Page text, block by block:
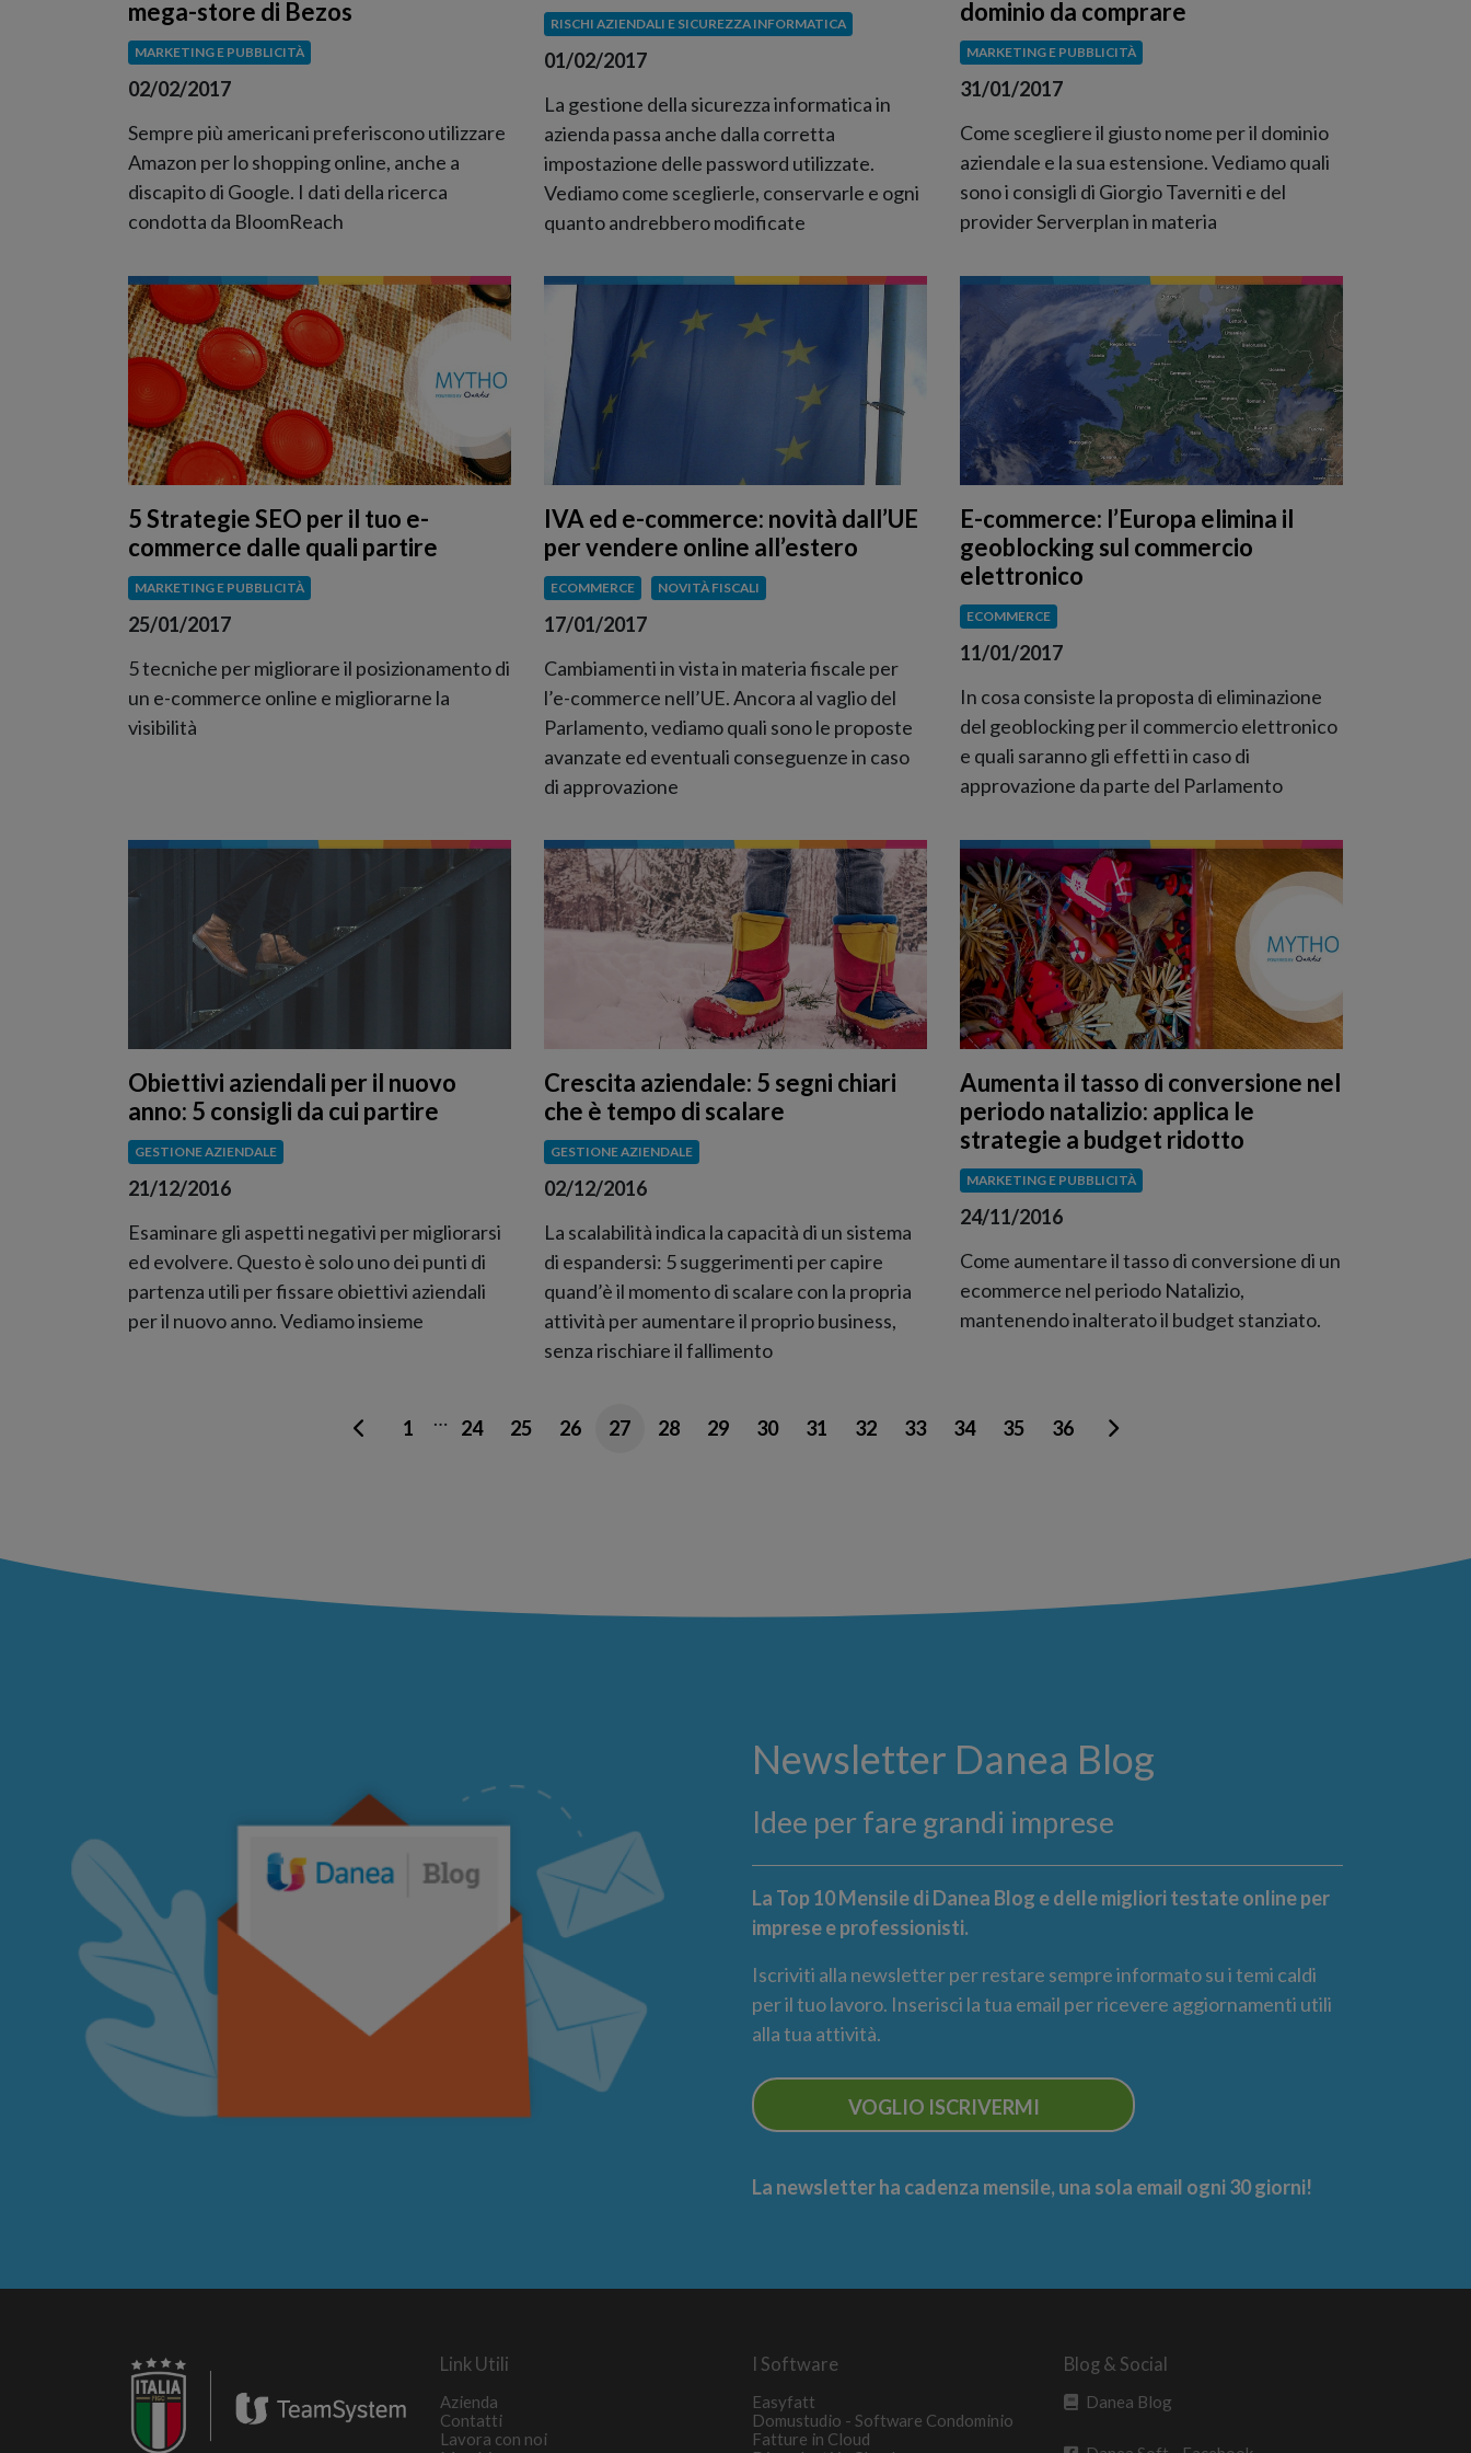
mega-store di Bezos
MARKETING E PUBBLICITÀ
02/02/2017
Sempre più americani preferiscono utilizzare
Amazon per lo shopping online, anche a
discapito di Google. I dati della ricerca
condotta da BloomReach
RISCHI AZIENDALI E SICUREZZA INFORMATICA
01/02/2017
La gestione della sicurezza informatica in
azienda passa anche dalla corretta
impostazione delle password utilizzate.
Vediamo come sceglierle, conservarle e ogni
quanto andrebbero modificate
dominio da comprare
MARKETING E PUBBLICITÀ
31/01/2017
Come scegliere il giusto nome per il dominio
aziendale e la sua estensione. Vediamo quali
sono i consigli di Giorgio Taverniti e del
provider Serverplan in materia
5 Strategie SEO per il tuo e-
commerce dalle quali partire
MARKETING E PUBBLICITÀ
25/01/2017
5 tecniche per migliorare il posizionamento di
un e-commerce online e migliorarne la
visibilità
IVA ed e-commerce: novità dall’UE
per vendere online all’estero
ECOMMERCE NOVITÀ FISCALI
17/01/2017
Cambiamenti in vista in materia fiscale per
l’e-commerce nell’UE. Ancora al vaglio del
Parlamento, vediamo quali sono le proposte
avanzate ed eventuali conseguenze in caso
di approvazione
E-commerce: l’Europa elimina il
geoblocking sul commercio
elettronico
ECOMMERCE
11/01/2017
In cosa consiste la proposta di eliminazione
del geoblocking per il commercio elettronico
e quali saranno gli effetti in caso di
approvazione da parte del Parlamento
Obiettivi aziendali per il nuovo
anno: 5 consigli da cui partire
GESTIONE AZIENDALE
21/12/2016
Esaminare gli aspetti negativi per migliorarsi
ed evolvere. Questo è solo uno dei punti di
partenza utili per fissare obiettivi aziendali
per il nuovo anno. Vediamo insieme
Crescita aziendale: 5 segni chiari
che è tempo di scalare
GESTIONE AZIENDALE
02/12/2016
La scalabilità indica la capacità di un sistema
di espandersi: 5 suggerimenti per capire
quand’è il momento di scalare con la propria
attività per aumentare il proprio business,
senza rischiare il fallimento
Aumenta il tasso di conversione nel
periodo natalizio: applica le
strategie a budget ridotto
MARKETING E PUBBLICITÀ
24/11/2016
Come aumentare il tasso di conversione di un
ecommerce nel periodo Natalizio,
mantenendo inalterato il budget stanziato.
1 … 24 25 26 27 28 29 30 31 32 33 34 35 36
Newsletter Danea Blog
Idee per fare grandi imprese
La Top 10 Mensile di Danea Blog e delle migliori testate online per
imprese e professionisti.
Iscriviti alla newsletter per restare sempre informato su i temi caldi
per il tuo lavoro. Inserisci la tua email per ricevere aggiornamenti utili
alla tua attività.
VOGLIO ISCRIVERMI
La newsletter ha cadenza mensile, una sola email ogni 30 giorni!
Link Utili
Azienda
Contatti
Lavora con noi
I Software
Easyfatt
Domustudio - Software Condominio
Fatture in Cloud
Blog & Social
Danea Blog